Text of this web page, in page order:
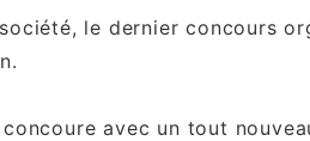
le dernier concours
avec un tout